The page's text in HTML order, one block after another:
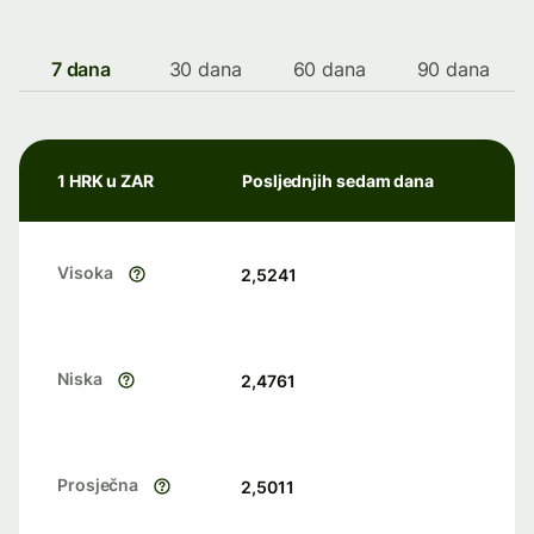
7 dana 30 dana 60 dana 90 dana
1 HRK u ZAR Posljednjih sedam dana
Visoka 2,5241
Niska 2,4761
Prosječna 2,5011